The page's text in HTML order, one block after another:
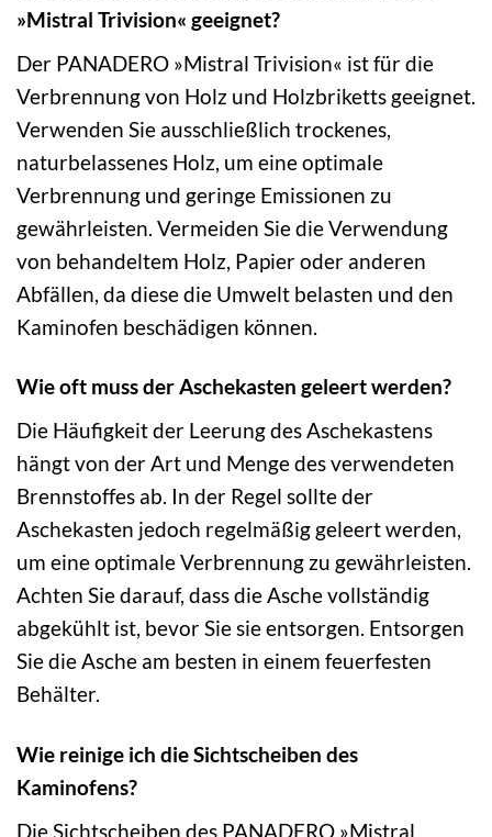
»Mistral Trivision« geeignet?
Der PANADERO »Mistral Trivision« ist für die
Verbrennung von Holz und Holzbriketts geeignet.
Verwenden Sie ausschließlich trockenes,
naturbelassenes Holz, um eine optimale
Verbrennung und geringe Emissionen zu
gewährleisten. Vermeiden Sie die Verwendung
von behandeltem Holz, Papier oder anderen
Abfällen, da diese die Umwelt belasten und den
Kaminofen beschädigen können.
Wie oft muss der Aschekasten geleert werden?
Die Häufigkeit der Leerung des Aschekastens
hängt von der Art und Menge des verwendeten
Brennstoffes ab. In der Regel sollte der
Aschekasten jedoch regelmäßig geleert werden,
um eine optimale Verbrennung zu gewährleisten.
Achten Sie darauf, dass die Asche vollständig
abgekühlt ist, bevor Sie sie entsorgen. Entsorgen
Sie die Asche am besten in einem feuerfesten
Behälter.
Wie reinige ich die Sichtscheiben des
Kaminofens?
Die Sichtscheiben des PANADERO »Mistral